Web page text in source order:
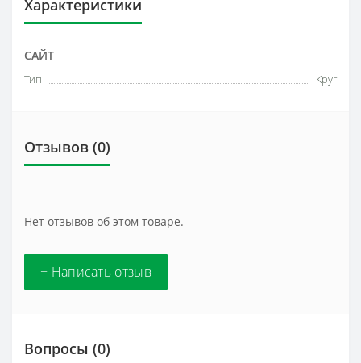
Характеристики
САЙТ
Тип Круг
Отзывов (0)
Нет отзывов об этом товаре.
+ Написать отзыв
Вопросы (0)